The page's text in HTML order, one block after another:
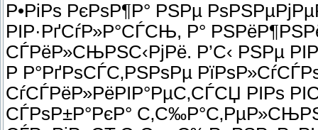
Р•РіРѕ РєРѕР¶Р° РЅРµ
РІР·РґСѓР»Р°СЃСЊ, Р°
СЃРёР»СЊРЅС‹РјРё. Р’С‹ РЅРµ
Р Р°РґРѕСЃС‚РЅРѕРµ
СѓСЃРёР»РёРІР°РµС‚СЃСЏ РІРѕ
СЃРѕР±Р°РєР°